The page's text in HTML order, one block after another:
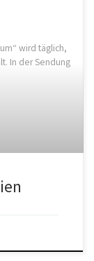
wird täglich,
In der Sendung